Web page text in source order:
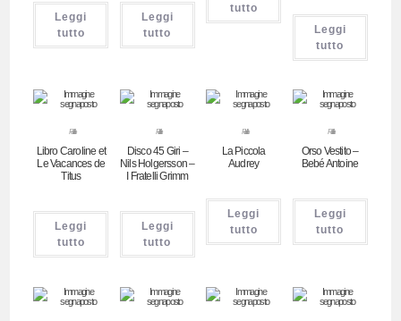
Leggi
tutto
Leggi
tutto
tutto
Leggi
tutto
Pubblicitari
Libro Caroline et
Le Vacances de
Titus
Leggi
tutto
Pubblicitari
Disco 45 Giri –
Nils Holgersson –
I Fratelli Grimm
Leggi
tutto
Pubblicitari
La Piccola
Audrey
Leggi
tutto
Pubblicitari
Orso Vestito –
Bebé Antoine
Leggi
tutto